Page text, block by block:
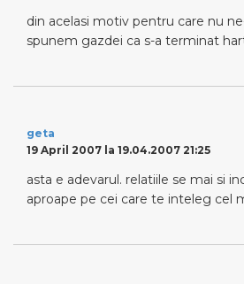
din acelasi motiv pentru care nu
spunem gazdei ca s-a terminat
geta
19 April 2007 la 19.04.2007 21:25
asta e adevarul. relatiile se mai si
aproape pe cei care te inteleg cel